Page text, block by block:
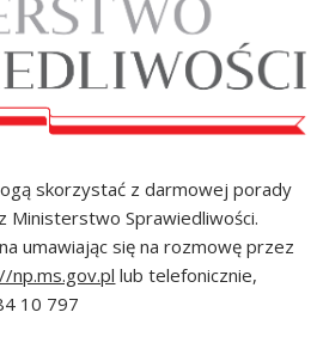
skorzystać z darmowej porady
Ministerstwo Sprawiedliwości.
umawiając się na rozmowę przez
np.ms.gov.pl lub telefonicznie,
10 797